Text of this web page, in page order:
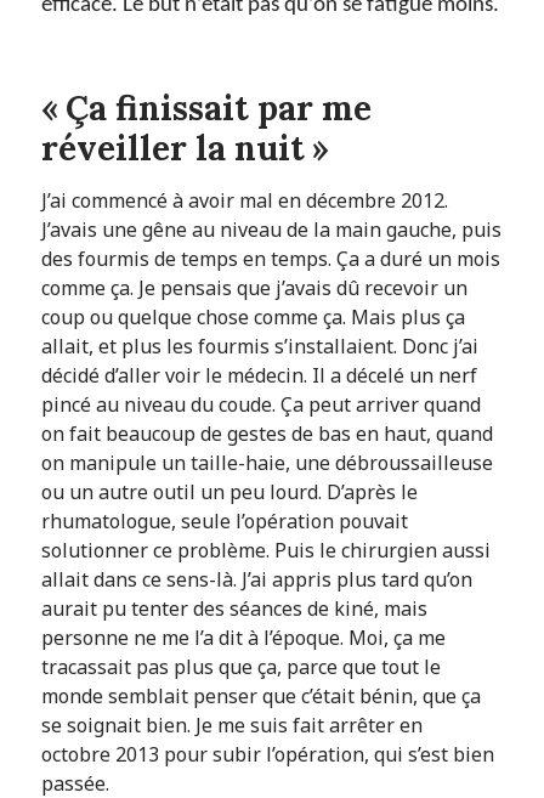
efficace. Le but n’était pas qu’on se fatigue moins.
« Ça finissait par me
réveiller la nuit »
J’ai commencé à avoir mal en décembre 2012.
J’avais une gêne au niveau de la main gauche, puis
des fourmis de temps en temps. Ça a duré un mois
comme ça. Je pensais que j’avais dû recevoir un
coup ou quelque chose comme ça. Mais plus ça
allait, et plus les fourmis s’installaient. Donc j’ai
décidé d’aller voir le médecin. Il a décelé un nerf
pincé au niveau du coude. Ça peut arriver quand
on fait beaucoup de gestes de bas en haut, quand
on manipule un taille-haie, une débroussailleuse
ou un autre outil un peu lourd. D’après le
rhumatologue, seule l’opération pouvait
solutionner ce problème. Puis le chirurgien aussi
allait dans ce sens-là. J’ai appris plus tard qu’on
aurait pu tenter des séances de kiné, mais
personne ne me l’a dit à l’époque. Moi, ça me
tracassait pas plus que ça, parce que tout le
monde semblait penser que c’était bénin, que ça
se soignait bien. Je me suis fait arrêter en
octobre 2013 pour subir l’opération, qui s’est bien
passée.